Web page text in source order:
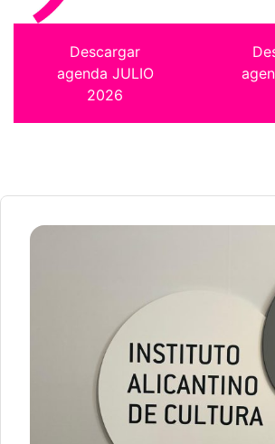
Descargar
agenda JULIO
2026